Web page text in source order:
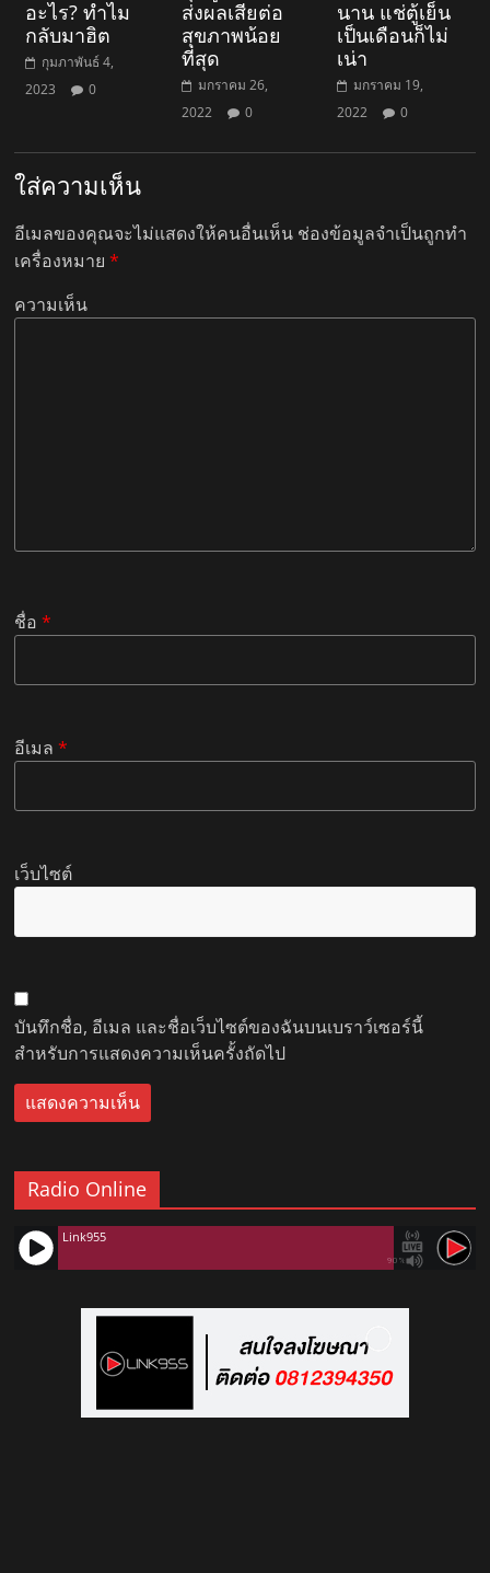
อะไร? ทำไม
กลับมาฮิต
กุมภาพันธ์ 4,
2023
0
ส่งผลเสียต่อ
สุขภาพน้อย
ที่สุด
มกราคม 26,
2022
0
นาน แช่ตู้เย็น
เป็นเดือนก็ไม่
เน่า
มกราคม 19,
2022
0
ใส่ความเห็น
อีเมลของคุณจะไม่แสดงให้คนอื่นเห็น ช่องข้อมูลจำเป็นถูกทำ
เครื่องหมาย*
ความเห็น
ชื่อ*
อีเมล*
เว็บไซต์
บันทึกชื่อ, อีเมล และชื่อเว็บไซต์ของฉันบนเบราว์เซอร์นี้
สำหรับการแสดงความเห็นครั้งถัดไป
Radio Online
90%
Link955